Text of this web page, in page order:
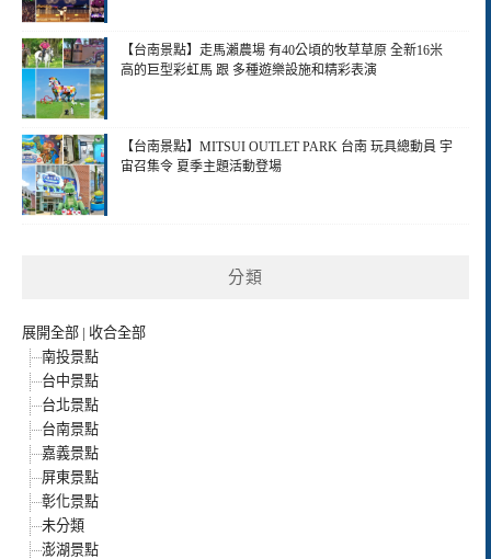
【台南景點】走馬瀨農場 有40公頃的牧草草原 全新16米
高的巨型彩虹馬 跟 多種遊樂設施和精彩表演
【台南景點】MITSUI OUTLET PARK 台南 玩具總動員 宇
宙召集令 夏季主題活動登場
分類
展開全部 | 收合全部
南投景點
台中景點
台北景點
台南景點
嘉義景點
屏東景點
彰化景點
未分類
澎湖景點